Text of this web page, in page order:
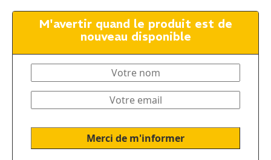
M'avertir quand le produit est de
nouveau disponible